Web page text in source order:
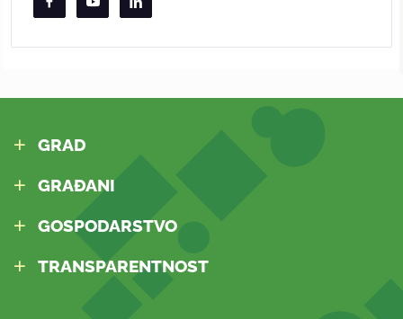
GRAD
GRAĐANI
GOSPODARSTVO
TRANSPARENTNOST